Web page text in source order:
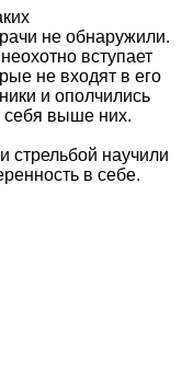
не обнаружили.
вступает
не входят в его
и ополчились
себя выше них.
стрельбой научили
в себе.